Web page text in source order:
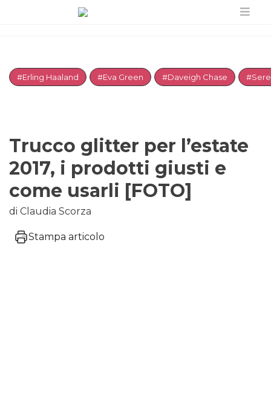
#Erling Haaland #Eva Green #Daveigh Chase
Trucco glitter per l’estate
2017, i prodotti giusti e
come usarli [FOTO]
di Claudia Scorza
Stampa articolo